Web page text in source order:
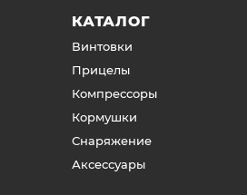
КАТАЛОГ
Винтовки
Прицелы
Компрессоры
Кормушки
Снаряжение
Аксессуары